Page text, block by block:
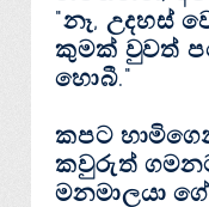
"නෑ, උදහස්‌
කුමක්‌ වුවත්
හොබී."
කපට
කවුරුත්
මනමාලයා